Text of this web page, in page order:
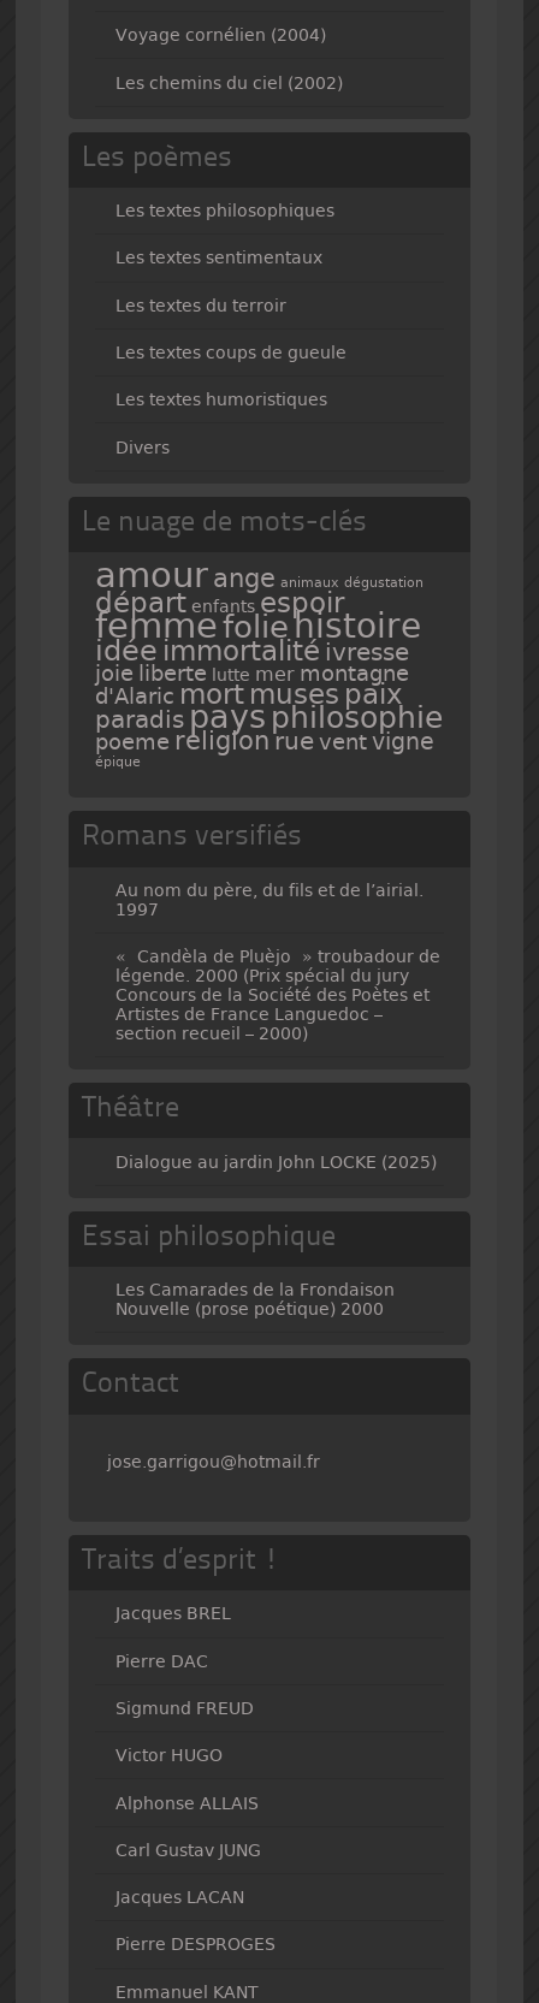
Voyage cornélien (2004)
Les chemins du ciel (2002)
Les poèmes
Les textes philosophiques
Les textes sentimentaux
Les textes du terroir
Les textes coups de gueule
Les textes humoristiques
Divers
Le nuage de mots-clés
amour ange animaux dégustation
départ enfants espoir
femmefoliehistoire
idée immortalité ivresse
joie liberte lutte mer montagne
d'Alaric mort muses paix
paradis pays philosophie
poeme religion rue vent vigne
épique
Romans versifiés
Au nom du père, du fils et de l’airial.
1997
« Candèla de Pluèjo » troubadour de
légende. 2000 (Prix spécial du jury
Concours de la Société des Poètes et
Artistes de France Languedoc –
section recueil – 2000)
Théâtre
Dialogue au jardin John LOCKE (2025)
Essai philosophique
Les Camarades de la Frondaison
Nouvelle (prose poétique) 2000
Contact
jose.garrigou@hotmail.fr
Traits d’esprit !
Jacques BREL
Pierre DAC
Sigmund FREUD
Victor HUGO
Alphonse ALLAIS
Carl Gustav JUNG
Jacques LACAN
Pierre DESPROGES
Emmanuel KANT